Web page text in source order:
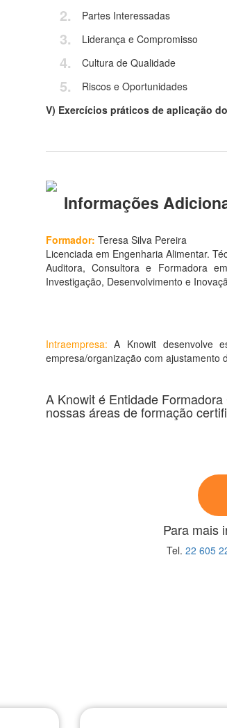
Partes Interessadas
Liderança e Compromisso
Cultura de Qualidade
Riscos e Oportunidades
V) Exercícios práticos de aplicação
Informações
Formador: Teresa Silva Pereira
Licenciada em Engenharia Alimentar.
Auditora, Consultora e Formadora
Investigação, Desenvolvimento e
Intraempresa: A Knowit desenvolve
empresa/organização com ajustamento
A Knowit é Entidade
nossas áreas de formação
Para mais
Tel. 22 605